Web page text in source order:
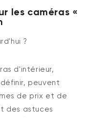
les caméras «
?
d'intérieur,
peuvent
de prix et de
des astuces